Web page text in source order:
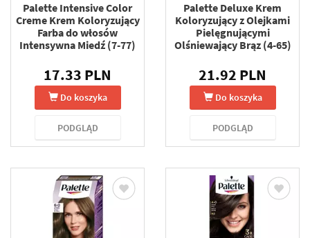
Palette Intensive Color
Creme Krem Koloryzujący
Farba do włosów
Intensywna Miedź (7-77)
17.33 PLN
Do koszyka
PODGLĄD
Palette Deluxe Krem
Koloryzujący z Olejkami
Pielęgnującymi
Olśniewający Brąz (4-65)
21.92 PLN
Do koszyka
PODGLĄD